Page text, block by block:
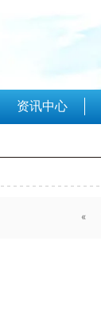
资讯中心
«